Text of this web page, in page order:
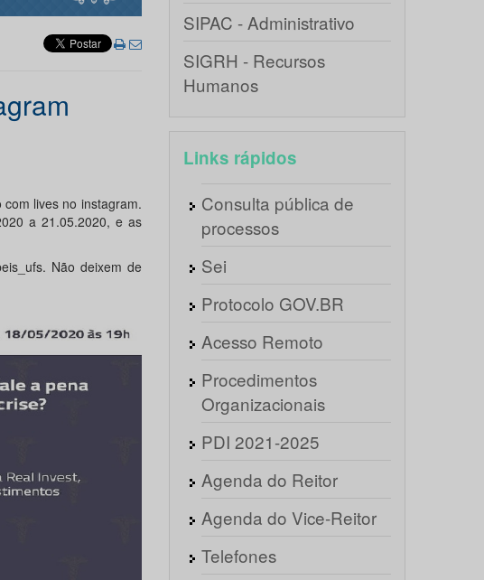
lives no instagram.
a 21.05.2020, e as
Não deixem de
SIPAC - Administrativo
SIGRH - Recursos
Humanos
Links rápidos
Consulta pública de
processos
Sei
Protocolo GOV.BR
Acesso Remoto
Procedimentos
Organizacionais
PDI 2021-2025
Agenda do Reitor
Agenda do Vice-Reitor
Telefones